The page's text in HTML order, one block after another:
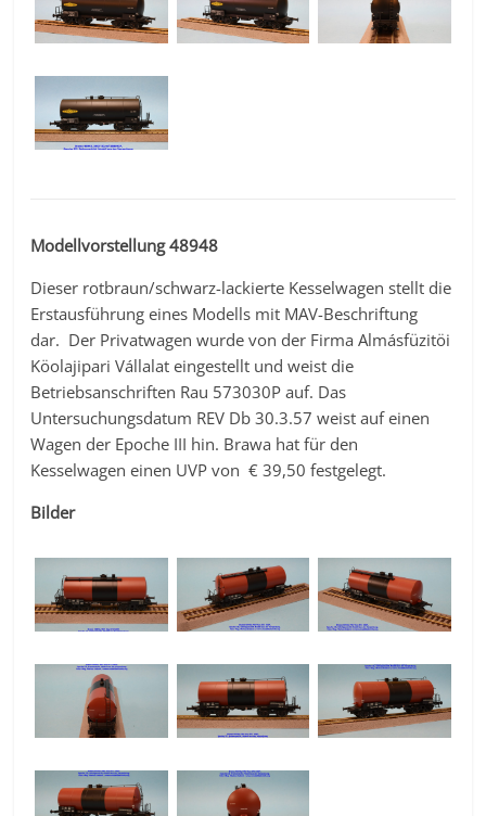
Modellvorstellung 48948
Dieser rotbraun/schwarz-lackierte Kesselwagen stellt die
Erstausführung eines Modells mit MAV-Beschriftung
dar. Der Privatwagen wurde von der Firma Almásfüzitöi
Köolajipari Vállalat eingestellt und weist die
Betriebsanschriften Rau 573030P auf. Das
Untersuchungsdatum REV Db 30.3.57 weist auf einen
Wagen der Epoche III hin. Brawa hat für den
Kesselwagen einen UVP von € 39,50 festgelegt.
Bilder